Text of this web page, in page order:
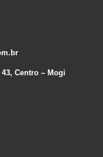
Centro – Mogi